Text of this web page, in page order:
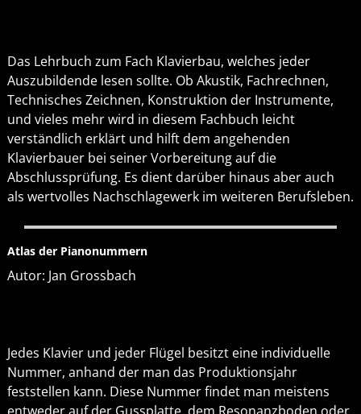
Das Lehrbuch zum Fach Klavierbau, welches jeder
Auszubildende lesen sollte. Ob Akustik, Fachrechnen,
Technisches Zeichnen, Konstruktion der Instrumente,
und vieles mehr wird in diesem Fachbuch leicht
verständlich erklärt und hilft dem angehenden
Klavierbauer bei seiner Vorbereitung auf die
Abschlussprüfung. Es dient darüber hinaus aber auch
als wertvolles Nachschlagewerk im weiteren Berufsleben.
Atlas der Pianonummern
Autor: Jan Grossbach
Jedes Klavier und jeder Flügel besitzt eine individuelle
Nummer, anhand der man das Produktionsjahr
feststellen kann. Diese Nummer findet man meistens